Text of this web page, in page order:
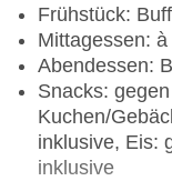
Frühstück:
Mittagessen:
Abendessen:
Snacks:
Kuchen/
inklusive, Eis:
inklusive